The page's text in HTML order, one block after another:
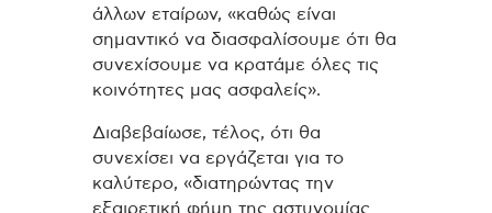
άλλων εταίρων, «καθώς είναι
σημαντικό να διασφαλίσουμε ότι θα
συνεχίσουμε να κρατάμε όλες τις
κοινότητες μας ασφαλείς».
Διαβεβαίωσε, τέλος, ότι θα
συνεχίσει να εργάζεται για το
καλύτερο, «διατηρώντας την
εξαιρετική φήμη της αστυνομίας